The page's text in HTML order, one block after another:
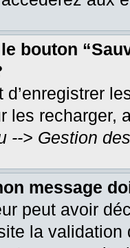
bouton
d’enregistrer
les recharger,
--> Gestion
message
peut avoir
la